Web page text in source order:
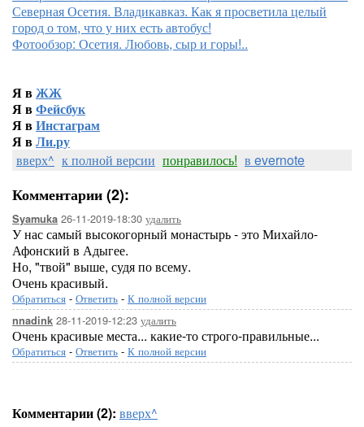
Северная Осетия. Владикавказ. Как я просветила целый
город о том, что у них есть автобус!
Фотообзор: Осетия. Любовь, сыр и горы!..
Я вЖЖ
Я вФейсбук
Я вИнстаграм
Я вЛи.ру
вверх^ к полной версии понравилось! в evernote
Комментарии (2):
Syamuka 26-11-2019-18:30 удалить
У нас самый высокогорный монастырь - это Михайло-
Афонский в Адыгее.
Но, "твой" выше, судя по всему.
Очень красивый.
Обратиться - Ответить - К полной версии
nnadink 28-11-2019-12:23 удалить
Очень красивые места... какие-то строго-правильные...
Обратиться - Ответить - К полной версии
Комментарии (2): вверх^